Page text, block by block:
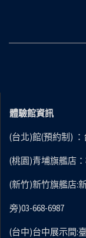
體驗館資訊
(台北)館(預約制) ：
(桃園)青埔旗艦店
(新竹)新竹旗艦店:
旁)03-668-6987
(台中)台中展示間: